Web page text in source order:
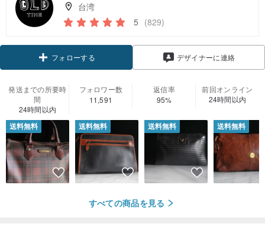
台湾
5 (829)
フォローする デザイナーに連絡
発送までの所要時
間
24時間以内
フォロワー数
11,591
返信率
95%
前回オンライン
24時間以内
送料無料 送料無料 送料無料 送料無料
すべての商品を見る